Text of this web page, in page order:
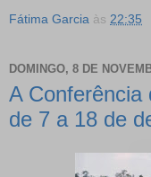
Fátima Garcia às 22:35
DOMINGO, 8 DE
A Conferência
de 7 a 18 de